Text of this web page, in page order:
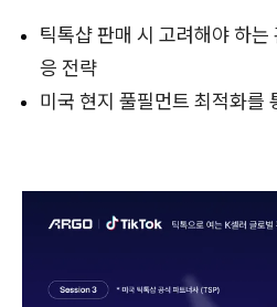
틱톡샵 판매 시 고려해야 하
응 전략
미국 현지 풀필먼트 최적화를